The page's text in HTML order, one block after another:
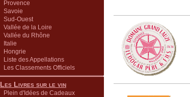
Provence
Savoie
Sud-Ouest
Vallée de la Loire
Vallée du Rhône
Italie
Hongrie
Liste des Appellations
Les Classements Officiels
Les Livres sur le vin
Plein d'Idées de Cadeaux